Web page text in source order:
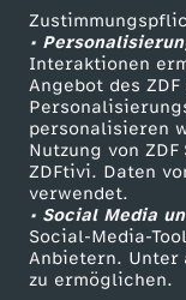
•
Interaktionen
Angebot des
personalisieren
Nutzung von
ZDFtivi. Daten
verwendet.
• Social Media
Social-Media-
Anbietern. Unter
zu ermöglichen.
ä
n
n
e
r
Livestreams
Sendungen A-Z
TV-Programm
ZDF Unternehmen
Karriere